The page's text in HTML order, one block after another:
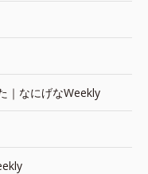
｜なにげなWeekly